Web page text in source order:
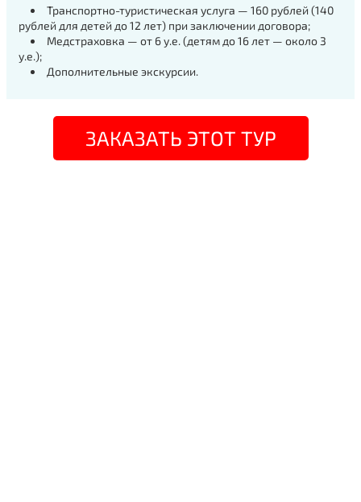
Транспортно-туристическая услуга — 160 рублей (140
рублей для детей до 12 лет) при заключении договора;
Медстраховка — от 6 у.е. (детям до 16 лет — около 3
у.е.);
Дополнительные экскурсии.
ЗАКАЗАТЬ ЭТОТ ТУР